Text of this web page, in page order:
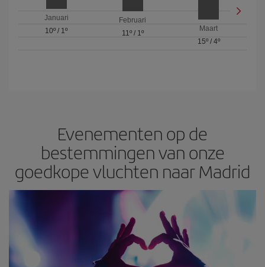
Januari
10º / 1º
Februari
11º/ 1º
Maart
15º/ 4º
Evenementen op de
bestemmingen van onze
goedkope vluchten naar Madrid